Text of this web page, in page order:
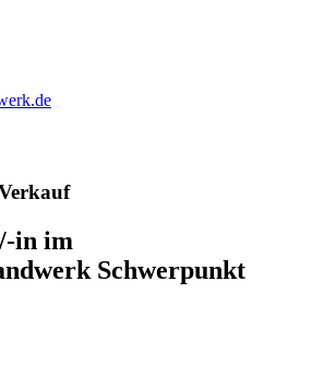
in im
Schwerpunkt